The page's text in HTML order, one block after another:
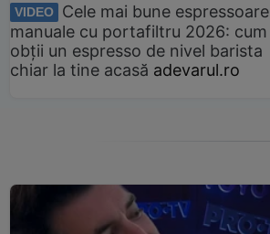
VIDEO
Cele mai bune espressoare
manuale cu portafiltru 2026: cum
obții un espresso de nivel barista
chiar la tine acasă adevarul.ro